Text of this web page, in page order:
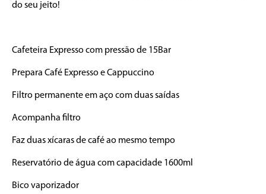
do seu jeito!
Cafeteira Expresso com pressão de 15Bar
Prepara Café Expresso e Cappuccino
Filtro permanente em aço com duas saídas
Acompanha filtro
Faz duas xícaras de café ao mesmo tempo
Reservatório de água com capacidade 1600ml
Bico vaporizador